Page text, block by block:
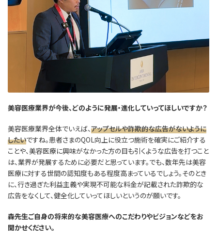
―――美容医療業界が今後、どのように発展・進化していってほしいですか？
美容医療業界全体でいえば、アップセルや詐欺的な広告がないように
したいですね。患者さまのQOL向上に役立つ施術を確実にご紹介する
ことや、美容医療に興味がなかった方の目も引くような広告を打つこと
は、業界が発展するために必要だと思っています。でも、数年先は美容
医療に対する世間の認知度もある程度高まっているでしょう。そのとき
に、行き過ぎた利益主義や実現不可能な料金が記載された詐欺的な
広告をなくして、健全化していってほしいというのが願いです。
―――森先生ご自身の将来的な美容医療へのこだわりやビジョンなどをお
聞かせください。